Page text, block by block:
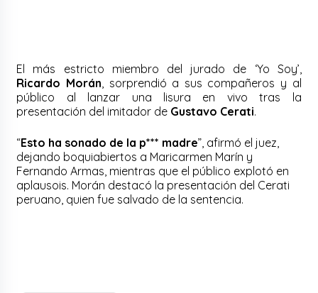
El más estricto miembro del jurado de ‘Yo Soy’,
Ricardo Morán, sorprendió a sus compañeros y al
público al lanzar una lisura en vivo tras la
presentación del imitador de Gustavo Cerati.
“Esto ha sonado de la p*** madre”, afirmó el juez,
dejando boquiabiertos a Maricarmen Marín y
Fernando Armas, mientras que el público explotó en
aplausois. Morán destacó la presentación del Cerati
peruano, quien fue salvado de la sentencia.